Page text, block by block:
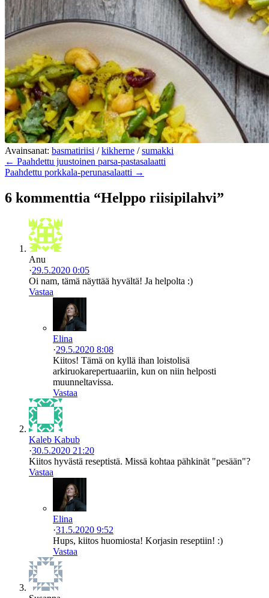
Avainsanat: basmatiriisi /kikherne /sumakki
← Paahdettu juustoinen parsa-pastasalaatti
Paahdettu porkkala-perunasalaatti →
6 kommenttia “Helppo riisipilahvi”
Anu
·29.5.2020 0:05
Oi nam, tämä näyttää hyvältä! Ja helpolta :)
Vastaa
Elina
·29.5.2020 8:08
Kiitos! Tämä on kyllä ihan loistolisä
arkiruokarepertuaariin, kun on niin helposti
muunneltavissa.
Vastaa
Kaleb Kabub
·30.5.2020 21:20
Kiitos hyvästä reseptistä. Missä kohtaa pähkinät "pesään"?
Vastaa
Elina
·31.5.2020 9:52
Hups, kiitos huomiosta! Korjasin reseptiin! :)
Vastaa